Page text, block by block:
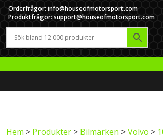
Orderfrågor: info@houseofmotorsport.com
Produktfrågor: support@houseofmotorsport.com
Hem > Produkter > Bilmärken >Volvo >